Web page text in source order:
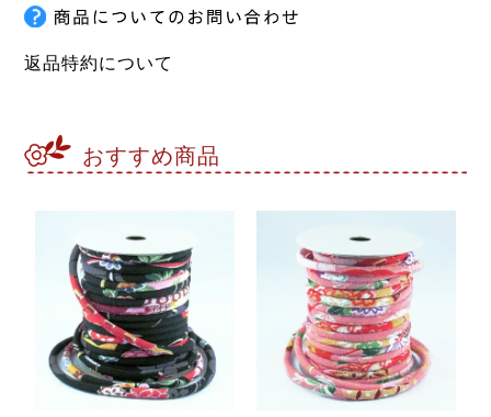
返品特約について
おすすめ商品